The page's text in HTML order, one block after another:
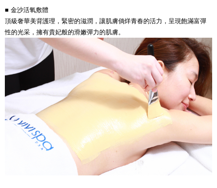
■ 金沙活氧敷體
頂級奢華美背護理，緊密的滋潤，讓肌膚倘烊青春的活力，呈現飽滿富彈
性的光采，擁有貴妃般的滑嫩彈力的肌膚。